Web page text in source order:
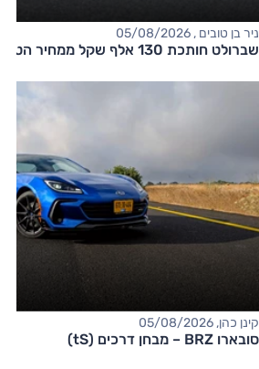
ניר בן טובים , 05/08/2026
שברולט חותכת 130 אלף שקל ממחיר הטאהו
קינן כהן, 05/08/2026
סובארו BRZ – מבחן דרכים (tS)